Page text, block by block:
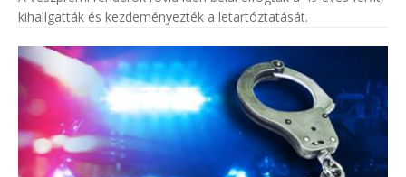
kihallgatták és kezdeményezték a letartóztatását.